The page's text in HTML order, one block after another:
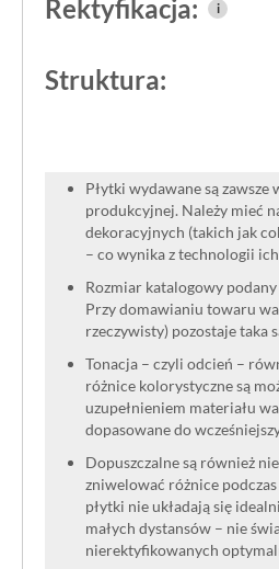
użytkowania,
Rektyfikacja: i
Struktura:
Płytki wydawane są
produkcyjnej. Należy mieć
dekoracyjnych (takich jak
– co wynika z technologii
Rozmiar katalogowy
Przy domawianiu towaru
rzeczywisty) pozostaje taka
Tonacja – czyli odcień –
różnice kolorystyczne są
uzupełnieniem materiału
dopasowane do
Dopuszczalne są również
zniwelować różnice
płytki nie układają się
małych dystansów – nie
nierektyfikowanych